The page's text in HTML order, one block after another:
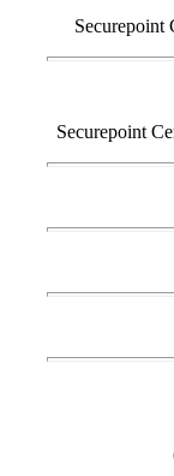
Securepoint